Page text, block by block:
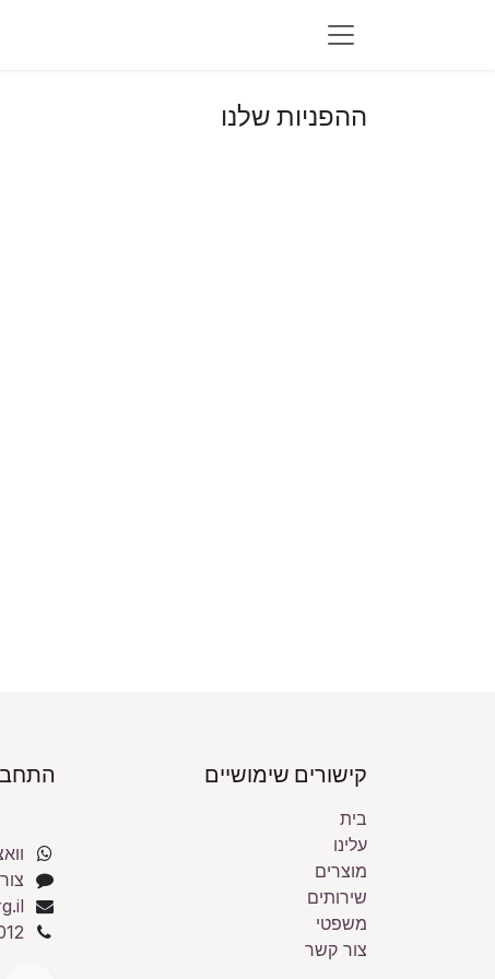
ההפניות שלנו
קישורים שימושיים
בית
עלינו
מוצרים
שירותים
משפטי
צור קשר